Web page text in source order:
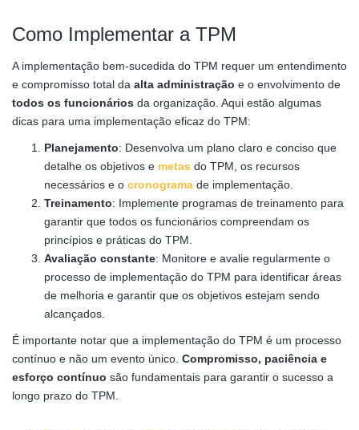
Como Implementar a TPM
A implementação bem-sucedida do TPM requer um entendimento
e compromisso total da alta administração e o envolvimento de
todos os funcionários da organização. Aqui estão algumas
dicas para uma implementação eficaz do TPM:
Planejamento: Desenvolva um plano claro e conciso que
detalhe os objetivos e metas do TPM, os recursos
necessários e o cronograma de implementação.
Treinamento: Implemente programas de treinamento para
garantir que todos os funcionários compreendam os
princípios e práticas do TPM.
Avaliação constante: Monitore e avalie regularmente o
processo de implementação do TPM para identificar áreas
de melhoria e garantir que os objetivos estejam sendo
alcançados.
É importante notar que a implementação do TPM é um processo
contínuo e não um evento único. Compromisso, paciência e
esforço contínuo são fundamentais para garantir o sucesso a
longo prazo do TPM.